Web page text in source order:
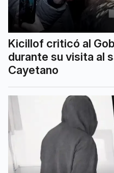
Kicillof criticó al
durante su visita al
Cayetano